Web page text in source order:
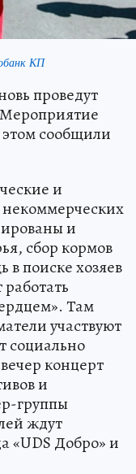
КП
проведут
этом сообщили
и
и
сбор кормов
поиске хозяев
Там
участвуют
социально
концерт
и
группы
ждут
«UDS Добро» и